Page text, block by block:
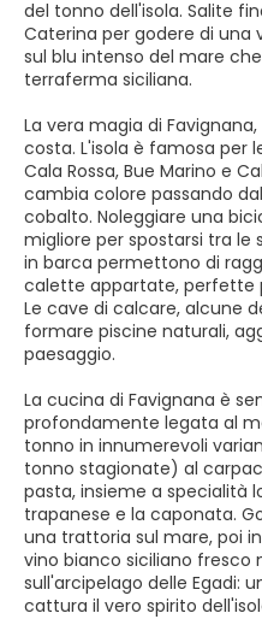
del tonno dell'isola. Salite
Caterina per godere di una
sul blu intenso del mare
terraferma siciliana.
La vera magia di
costa. L'isola è famosa per
Cala Rossa, Bue Marino e
cambia colore passando
cobalto. Noleggiare una
migliore per spostarsi tra le
in barca permettono di
calette appartate, perfette
Le cave di calcare, alcune
formare piscine naturali,
paesaggio.
La cucina di Favignana è
profondamente legata al
tonno in innumerevoli
tonno stagionate) al
pasta, insieme a specialità
trapanese e la caponata.
una trattoria sul mare, poi
vino bianco siciliano
sull'arcipelago delle Egadi:
cattura il vero spirito